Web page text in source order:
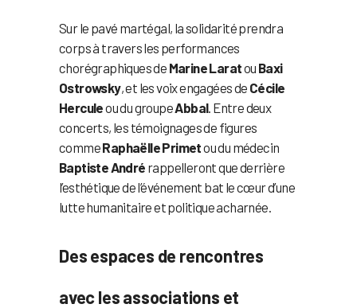
Sur le pavé martégal, la solidarité prendra
corps à travers les performances
chorégraphiques de Marine Laratou Baxi
Ostrowsky, et les voix engagées de Cécile
Herculeou du groupeAbbal. Entre deux
concerts, les témoignages de figures
commeRaphaëlle Primetou du médecin
Baptiste André rappelleront que derrière
l’esthétique de l’événement bat le cœur d’une
lutte humanitaire et politique acharnée.
Des espaces de rencontres
avec les associations et